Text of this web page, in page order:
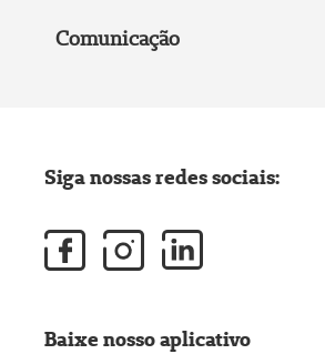
Comunicação
Siga nossas redes sociais:
Baixe nosso aplicativo